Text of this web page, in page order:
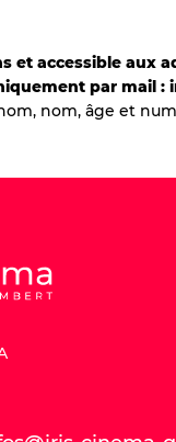
et accessible aux
par mail :
nom, âge et